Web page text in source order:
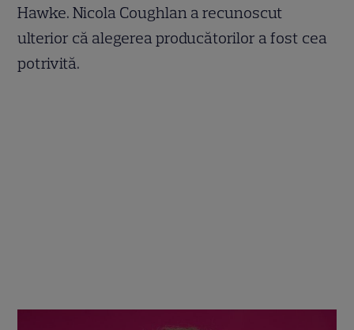
Hawke. Nicola Coughlan a recunoscut
ulterior că alegerea producătorilor a fost cea
potrivită.